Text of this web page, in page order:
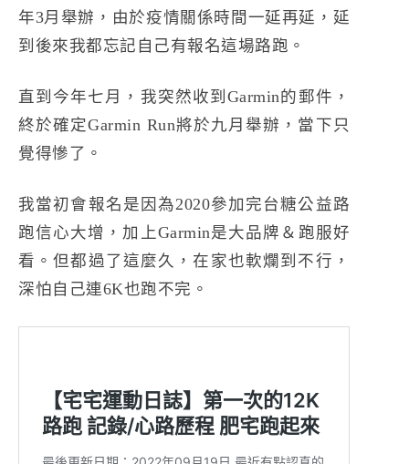
年3月舉辦，由於疫情關係時間一延再延，延
到後來我都忘記自己有報名這場路跑。
直到今年七月，我突然收到Garmin的郵件，
終於確定Garmin Run將於九月舉辦，當下只
覺得慘了。
我當初會報名是因為2020參加完台糖公益路
跑信心大增，加上Garmin是大品牌＆跑服好
看。但都過了這麼久，在家也軟爛到不行，
深怕自己連6K也跑不完。